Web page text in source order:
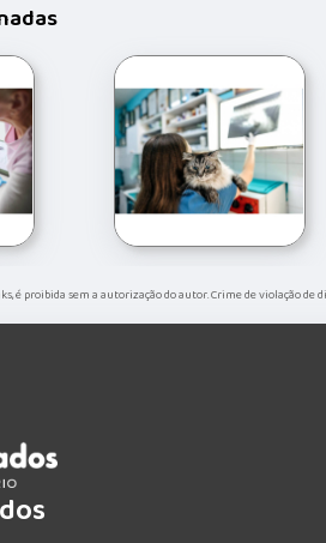
é proibida sem a autorização do autor. Crime de violação de